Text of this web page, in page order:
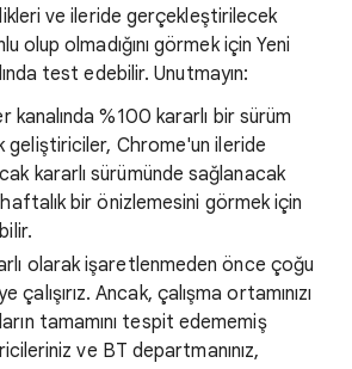
ve ileride gerçekleştirilecek
olup olmadığını görmek için Yeni
test edebilir. Unutmayın:
kanalında %100 kararlı bir sürüm
geliştiriciler, Chrome'un ileride
kararlı sürümünde sağlanacak
bir önizlemesini görmek için
olarak işaretlenmeden önce çoğu
çalışırız. Ancak, çalışma ortamınızı
tamamını tespit edememiş
ve BT departmanınız,